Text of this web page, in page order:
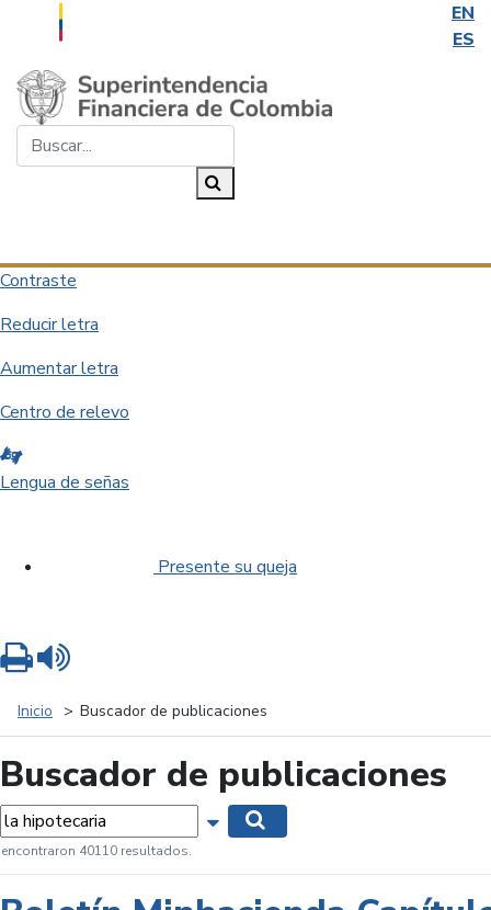
EN
ES
Saltar al contenido principal
Contraste
Reducir letra
Aumentar letra
Centro de relevo
Lengua de señas
Presente su queja
Inicio Buscador de publicaciones
Buscador de publicaciones
Mostrar opciones de búsqueda
encontraron 40110 resultados.
Imprimir